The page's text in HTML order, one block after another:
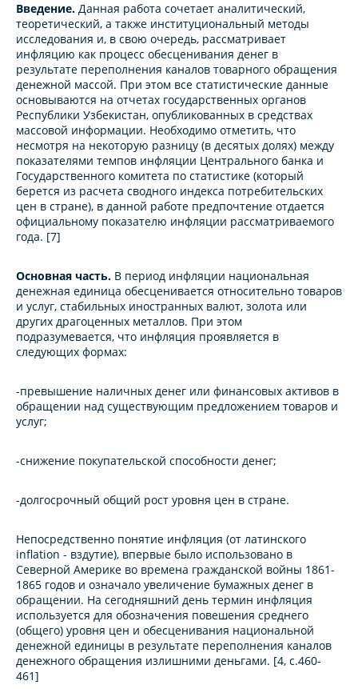
Введение. Данная работа сочетает аналитический,
теоретический, а также институциональный методы
исследования и, в свою очередь, рассматривает
инфляцию как процесс обесценивания денег в
результате переполнения каналов товарного обращения
денежной массой. При этом все статистические данные
основываются на отчетах государственных органов
Республики Узбекистан, опубликованных в средствах
массовой информации. Необходимо отметить, что
несмотря на некоторую разницу (в десятых долях) между
показателями темпов инфляции Центрального банка и
Государственного комитета по статистике (который
берется из расчета сводного индекса потребительских
цен в стране), в данной работе предпочтение отдается
официальному показателю инфляции рассматриваемого
года. [7]
Основная часть. В период инфляции национальная
денежная единица обесценивается относительно товаров
и услуг, стабильных иностранных валют, золота или
других драгоценных металлов. При этом
подразумевается, что инфляция проявляется в
следующих формах:
-превышение наличных денег или финансовых активов в
обращении над существующим предложением товаров и
услуг;
-снижение покупательской способности денег;
-долгосрочный общий рост уровня цен в стране.
Непосредственно понятие инфляция (от латинского
inflation - вздутие), впервые было использовано в
Северной Америке во времена гражданской войны 1861-
1865 годов и означало увеличение бумажных денег в
обращении. На сегодняшний день термин инфляция
используется для обозначения повешения среднего
(общего) уровня цен и обесценивания национальной
денежной единицы в результате переполнения каналов
денежного обращения излишними деньгами. [4, с.460-
461]